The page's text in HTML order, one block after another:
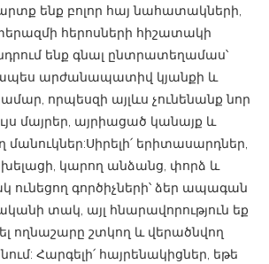
ենք բոլոր հայ նահատակների,
հերոսների հիշատակի
ենք գնալ ընտրատեղամաս՝
արժանապատիվ կյանքի և
որպեսզի այլևս չունենանք նոր
մայրեր, այրիացած կանայք և
մանուկներ:Սիրելի՛ երիտասարդներ,
խելացի, կարող անձանց, փորձ և
գործիչների՝ ձեր ապագան
տակ, այլ հնարավորություն եք
ողնաշարը շտկող և վերածնվող
Հարգելի՛ հայրենակիցներ, եթե